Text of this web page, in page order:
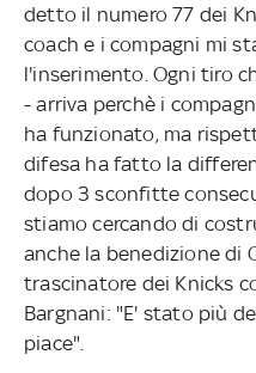
detto il numero 77 dei
coach e i compagni mi
l'inserimento. Ogni tiro
- arriva perchè i
ha funzionato, ma
difesa ha fatto la
dopo 3 sconfitte
stiamo cercando di
anche la benedizione di
trascinatore dei Knicks
Bargnani: "E' stato più
piace".